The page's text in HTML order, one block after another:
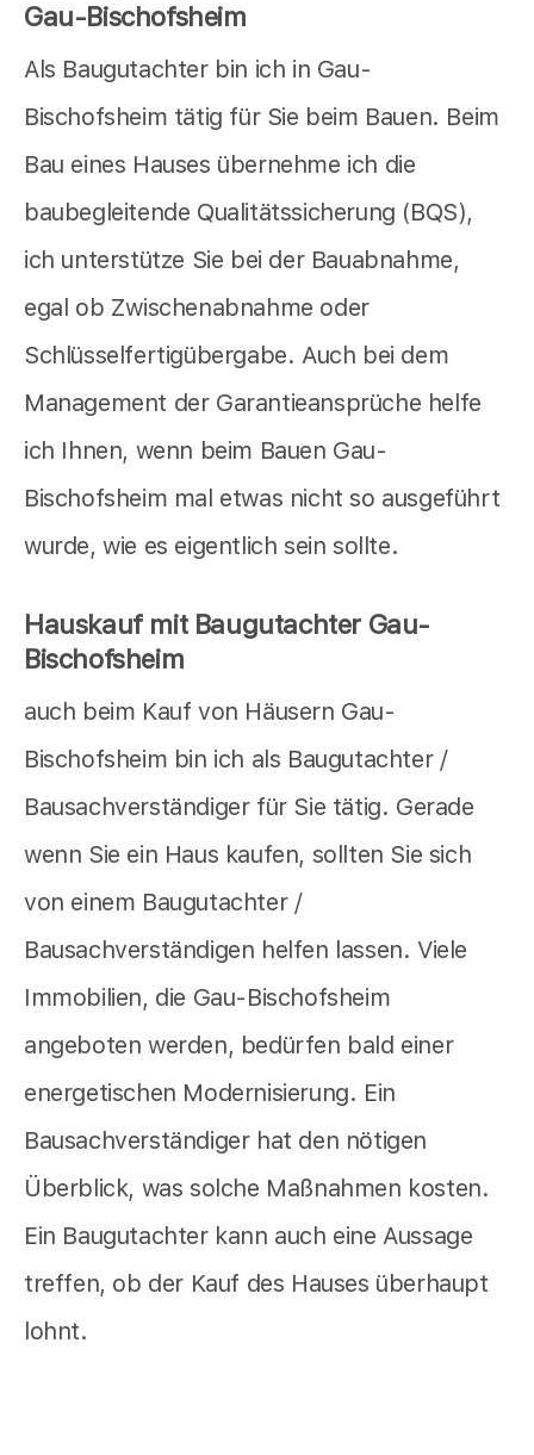
Gau-Bischofsheim
Als Baugutachter bin ich in Gau-
Bischofsheim tätig für Sie beim Bauen. Beim
Bau eines Hauses übernehme ich die
baubegleitende Qualitätssicherung (BQS),
ich unterstütze Sie bei der Bauabnahme,
egal ob Zwischenabnahme oder
Schlüsselfertigübergabe. Auch bei dem
Management der Garantieansprüche helfe
ich Ihnen, wenn beim Bauen Gau-
Bischofsheim mal etwas nicht so ausgeführt
wurde, wie es eigentlich sein sollte.
Hauskauf mit Baugutachter Gau-
Bischofsheim
auch beim Kauf von Häusern Gau-
Bischofsheim bin ich als Baugutachter /
Bausachverständiger für Sie tätig. Gerade
wenn Sie ein Haus kaufen, sollten Sie sich
von einem Baugutachter /
Bausachverständigen helfen lassen. Viele
Immobilien, die Gau-Bischofsheim
angeboten werden, bedürfen bald einer
energetischen Modernisierung. Ein
Bausachverständiger hat den nötigen
Überblick, was solche Maßnahmen kosten.
Ein Baugutachter kann auch eine Aussage
treffen, ob der Kauf des Hauses überhaupt
lohnt.